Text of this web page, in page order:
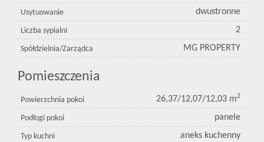
Usytuowanie dwustronne
Liczba sypialni 2
Spółdzielnia/Zarządca MG PROPERTY
Pomieszczenia
Powierzchnia pokoi 26,37/12,07/12,03 m2
Podłogi pokoi panele
Typ kuchni aneks kuchenny